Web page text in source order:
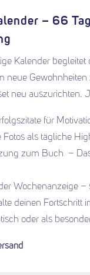
– 66
Kalender
neue Gewohnheiten
neu auszurichten.
für
als tägliche
zum Buch –
Wochenanzeige –
deinen Fortschritt
oder als